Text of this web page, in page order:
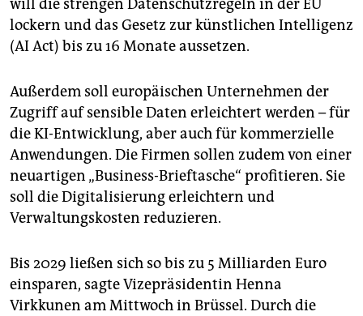
will die strengen Datenschutzregeln in der EU
lockern und das Gesetz zur künstlichen Intelligenz
(AI Act) bis zu 16 Monate aussetzen.
Außerdem soll europäischen Unternehmen der
Zugriff auf sensible Daten erleichtert werden – für
die KI-Entwicklung, aber auch für kommerzielle
Anwendungen. Die Firmen sollen zudem von einer
neuartigen „Business-Brieftasche“ profitieren. Sie
soll die Digitalisierung erleichtern und
Verwaltungskosten reduzieren.
Bis 2029 ließen sich so bis zu 5 Milliarden Euro
einsparen, sagte Vizepräsidentin Henna
Virkkunen am Mittwoch in Brüssel. Durch die